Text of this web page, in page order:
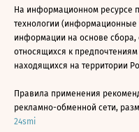
На информационном ресурсе
технологии (информационные
информации на основе сбора,
относящихся к
находящихся на территории
Правила применения
рекламно-обменной сети,
24smi